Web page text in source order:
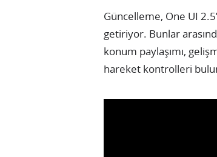
Güncelleme, One UI
getiriyor. Bunlar
konum paylaşımı,
hareket kontrolleri